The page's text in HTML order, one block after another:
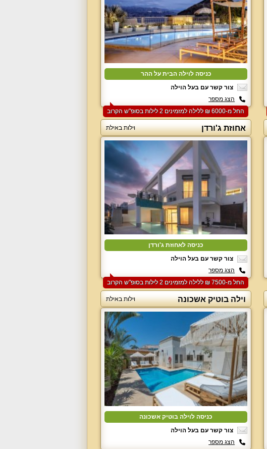
כניסה לוילה הבית על ההר
צור קשר עם בעל הוילה
הצג מספר
החל מ-‏6000 ₪ ללילה למזמינים 2 לילות בסופ"ש הקרוב
אחוזת ג'ורדן וילות באילת
כניסה לאחוזת ג'ורדן
צור קשר עם בעל הוילה
הצג מספר
החל מ-‏7500 ₪ ללילה למזמינים 2 לילות בסופ"ש הקרוב
וילה בוטיק אשכונה וילות באילת
כניסה לוילה בוטיק אשכונה
צור קשר עם בעל הוילה
הצג מספר